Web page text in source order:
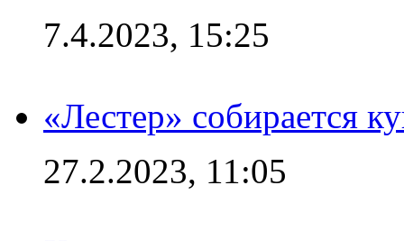
7.4.2023, 15:25
«Лестер» собирается
27.2.2023, 11:05